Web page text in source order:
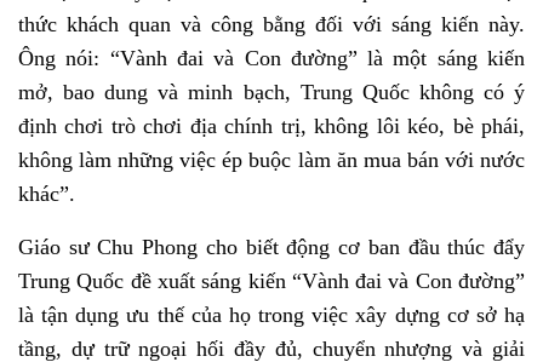
thức khách quan và công bằng đối với sáng kiến này.
Ông nói: “Vành đai và Con đường” là một sáng kiến
mở, bao dung và minh bạch, Trung Quốc không có ý
định chơi trò chơi địa chính trị, không lôi kéo, bè phái,
không làm những việc ép buộc làm ăn mua bán với nước
khác”.
Giáo sư Chu Phong cho biết động cơ ban đầu thúc đẩy
Trung Quốc đề xuất sáng kiến “Vành đai và Con đường”
là tận dụng ưu thế của họ trong việc xây dựng cơ sở hạ
tầng, dự trữ ngoại hối đầy đủ, chuyển nhượng và giải